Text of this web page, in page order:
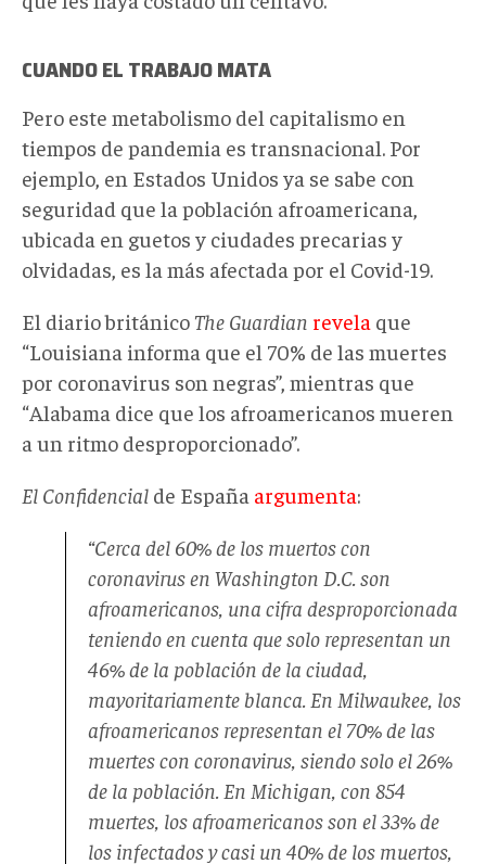
CUANDO EL TRABAJO MATA
Pero este metabolismo del capitalismo en
tiempos de pandemia es transnacional. Por
ejemplo, en Estados Unidos ya se sabe con
seguridad que la población afroamericana,
ubicada en guetos y ciudades precarias y
olvidadas, es la más afectada por el Covid-19.
El diario británico The Guardian revela que
“Louisiana informa que el 70% de las muertes
por coronavirus son negras”, mientras que
“Alabama dice que los afroamericanos mueren
a un ritmo desproporcionado”.
El Confidencial de España argumenta:
“Cerca del 60% de los muertos con
coronavirus en Washington D.C. son
afroamericanos, una cifra desproporcionada
teniendo en cuenta que solo representan un
46% de la población de la ciudad,
mayoritariamente blanca. En Milwaukee, los
afroamericanos representan el 70% de las
muertes con coronavirus, siendo solo el 26%
de la población. En Michigan, con 854
muertes, los afroamericanos son el 33% de
los infectados y casi un 40% de los muertos,